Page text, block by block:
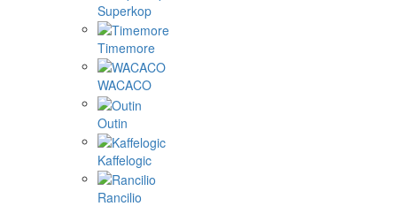
Superkop
Timemore
WACACO
Outin
Kaffelogic
Rancilio